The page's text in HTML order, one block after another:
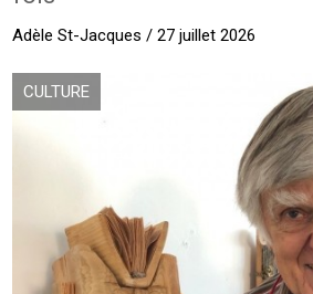
Adèle St-Jacques / 27 juillet 2026
CULTURE